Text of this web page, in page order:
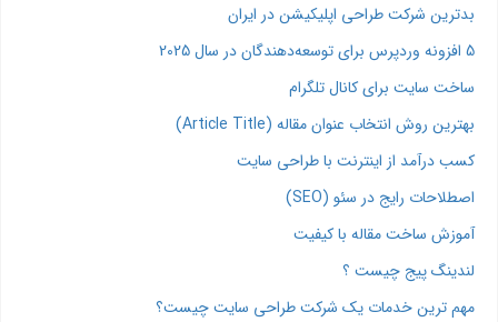
بدترین شرکت طراحی اپلیکیشن در ایران
5 افزونه وردپرس برای توسعه‌دهندگان در سال 2025
ساخت سایت برای کانال تلگرام
بهترین روش انتخاب عنوان مقاله (Article Title)
کسب درآمد از اینترنت با طراحی سایت
اصطلاحات رایج در سئو (SEO)
آموزش ساخت مقاله با کیفیت
لندینگ پیج چیست ؟
مهم ترین خدمات یک شرکت طراحی سایت چیست؟